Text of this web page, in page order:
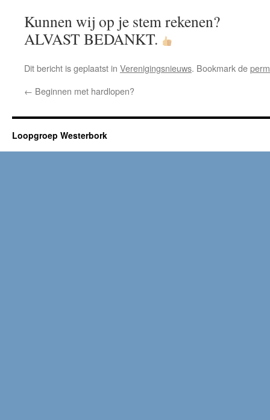
Kunnen wij op je stem rekenen?
ALVAST BEDANKT.
Dit bericht is geplaatst in Verenigingsnieuws. Bookmark de
← Beginnen met hardlopen?
Loopgroep Westerbork